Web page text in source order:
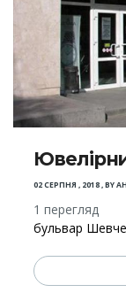
02 СЕРПНЯ , 2018,BY
1 перегляд
бульвар